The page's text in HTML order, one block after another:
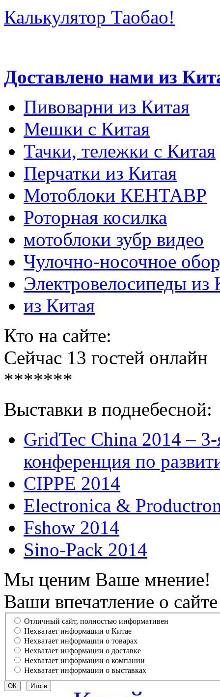
Калькулятор Таобао!
Доставлено нами из
Пивоварни из Китая
Мешки с Китая
Тачки, тележки с Китая
Перчатки из Китая
Мотоблоки КЕНТАВР
Роторная косилка
мотоблоки зубр видео
Чулочно-носочное
Электровелосипеды из
из Китая
Кто на сайте:
Сейчас 13 гостей онлайн
*******
Выставки в поднебесной:
GridTec China 2014 –
конференция по
CIPPE 2014
Electronica &
Fshow 2014
Sino-Pack 2014
Мы ценим Ваше мнение!
Ваши впечатление о сайте
Отличный сайт, полностью информативен
Нехватает информации о Китае
Нехватает информации о товарах
Нехватает информации о доставке
Нехватает информации о компании
Нехватает информации о выставках